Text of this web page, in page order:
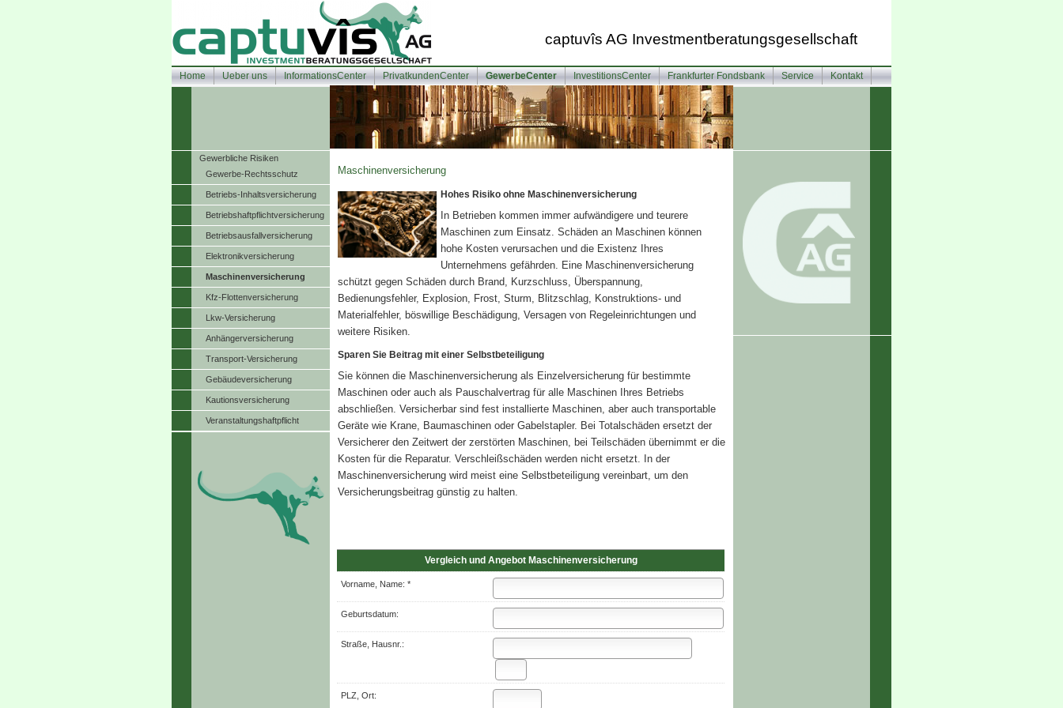
captuvîs AG Investmentberatungsgesellschaft
Home Ueber uns InformationsCenter PrivatkundenCenter GewerbeCenter
Gewerbliche Risiken
Gewerbe-Rechtsschutz
Betriebs-Inhaltsversicherung
Betriebshaftpflichtversicherung
Betriebsausfallversicherung
Elektronikversicherung
Maschinenversicherung
Kfz-Flottenversicherung
Lkw-Versicherung
Anhängerversicherung
Transport-Versicherung
Ge­bäude­ver­si­che­rung
Kautionsversicherung
Veranstaltungshaftpflicht
InvestitionsCenter Frankfurter Fondsbank Service Kontakt
Maschinenversicherung
Hohes Risiko ohne Maschinenversicherung
In Betrieben kommen immer aufwändigere und teurere
Maschinen zum Einsatz. Schäden an Maschinen können
hohe Kosten verursachen und die Existenz Ihres
Unternehmens gefährden. Eine Maschinenversicherung
schützt gegen Schäden durch Brand, Kurzschluss, Überspannung,
Bedienungsfehler, Explosion, Frost, Sturm, Blitzschlag, Konstruktions- und
Materialfehler, böswillige Beschädigung, Versagen von Regeleinrichtungen und
weitere Risiken.
Sparen Sie Beitrag mit einer Selbstbeteiligung
Sie können die Maschinenversicherung als Einzelversicherung für bestimmte
Maschinen oder auch als Pauschalvertrag für alle Maschinen Ihres Betriebs
abschließen. Versicherbar sind fest installierte Maschinen, aber auch transportable
Geräte wie Krane, Baumaschinen oder Gabelstapler. Bei Totalschäden ersetzt der
Versicherer den Zeitwert der zerstörten Maschinen, bei Teilschäden übernimmt er die
Kosten für die Reparatur. Verschleißschäden werden nicht ersetzt. In der
Maschinenversicherung wird meist eine Selbstbeteiligung vereinbart, um den
Versicherungsbeitrag günstig zu halten.
Vergleich und Angebot Maschinenversicherung
Vorname, Name: *
Geburts­datum:
Straße, Hausnr.:
PLZ, Ort: